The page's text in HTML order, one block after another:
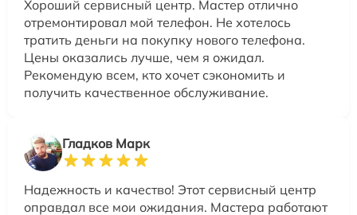
Хороший сервисный центр. Мастер отлично
отремонтировал мой телефон. Не хотелось
тратить деньги на покупку нового телефона.
Цены оказались лучше, чем я ожидал.
Рекомендую всем, кто хочет сэкономить и
получить качественное обслуживание.
Гладков Марк
Надежность и качество! Этот сервисный центр
оправдал все мои ожидания. Мастера работают